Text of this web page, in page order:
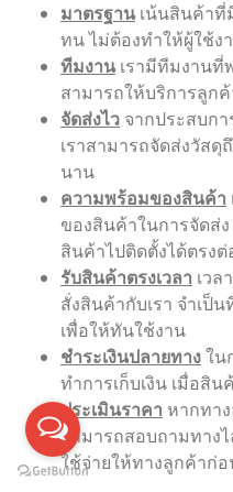
มาตรฐาน เน้นสินค้า
ทน ไม่ต้องทำให้ผู้ใช้ง
ทีมงาน เรามีทีมงานที่
สามารถให้บริการลูก
จัดส่งไว จากประสบก
เราสามารถจัดส่งวัสดุ
นาน
ความพร้อมของสินค้า
ของสินค้าในการจัดส่
สินค้าไปติดตั้งได้ตรงต่
รับสินค้าตรงเวลา เว
สั่งสินค้ากับเรา จำเป็
เพื่อให้ทันใช้งาน
ชำระเงินปลายทางใน
ทำการเก็บเงิน เมื่อสิ
ประเมินราคา หากทา
สามารถสอบถามทาง
ใช้จ่ายให้ทางลูกค้าก่อ